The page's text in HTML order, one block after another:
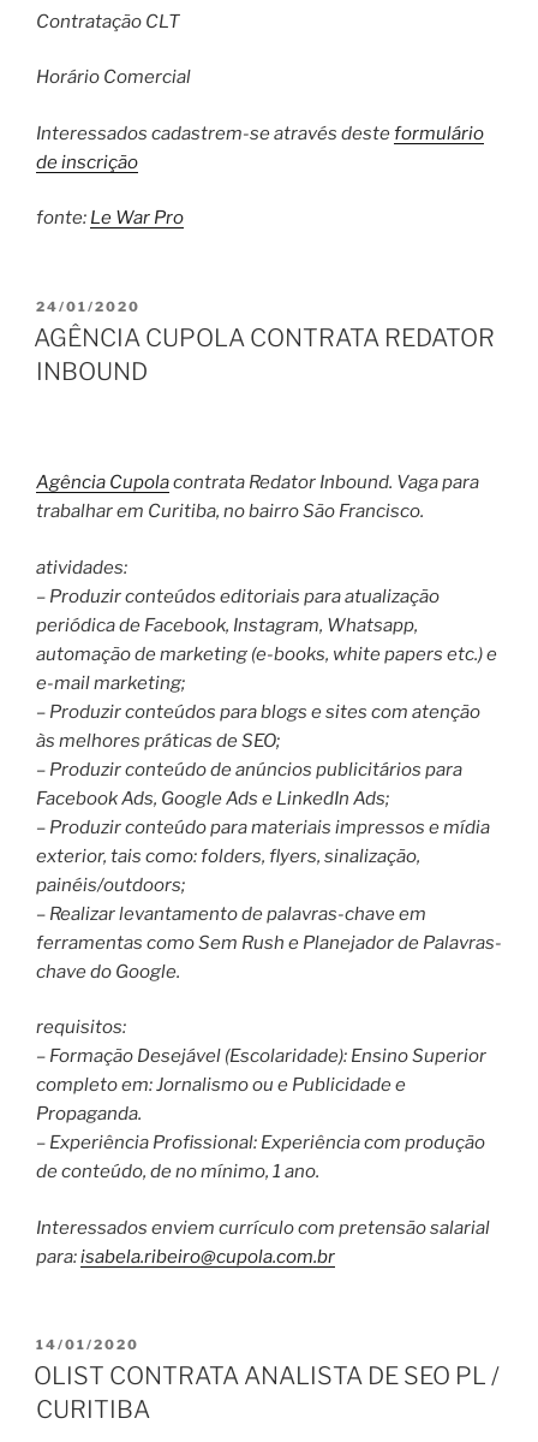
Contratação CLT
Horário Comercial
Interessados cadastrem-se através desteformulário
de inscrição
fonte: Le War Pro
PUBLICADO
EM
24/01/2020
AGÊNCIA CUPOLA CONTRATA REDATOR
INBOUND
Agência Cupolacontrata Redator Inbound. Vaga para
trabalhar em Curitiba, no bairro São Francisco.
atividades:
– Produzir conteúdos editoriais para atualização
periódica de Facebook, Instagram, Whatsapp,
automação de marketing (e-books, white papers etc.) e
e-mail marketing;
– Produzir conteúdos para blogs e sites com atenção
às melhores práticas de SEO;
– Produzir conteúdo de anúncios publicitários para
Facebook Ads, Google Ads e LinkedIn Ads;
– Produzir conteúdo para materiais impressos e mídia
exterior, tais como: folders, flyers, sinalização,
painéis/outdoors;
– Realizar levantamento de palavras-chave em
ferramentas como Sem Rush e Planejador de Palavras-
chave do Google.
requisitos:
– Formação Desejável (Escolaridade): Ensino Superior
completo em: Jornalismo ou e Publicidade e
Propaganda.
– Experiência Profissional: Experiência com produção
de conteúdo, de no mínimo, 1 ano.
Interessados enviem currículo com pretensão salarial
para:isabela.ribeiro@cupola.com.br
PUBLICADO
EM
14/01/2020
OLIST CONTRATA ANALISTA DE SEO PL /
CURITIBA